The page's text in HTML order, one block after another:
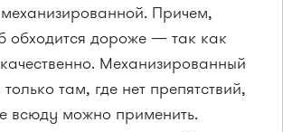
Причем,
обходится дороже — так как
Механизированный
там, где нет препятствий,
всюду можно применить.